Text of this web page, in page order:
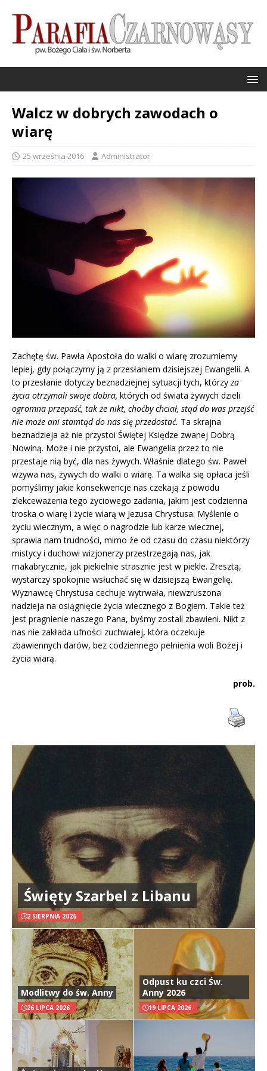
Walcz w dobrych zawodach o
wiarę
25 września 2016 Administrator
Zachętę św. Pawła Apostoła do walki o wiarę zrozumiemy
lepiej, gdy połączymy ją z przesłaniem dzisiejszej Ewangelii. A
to przesłanie dotyczy beznadziejnej sytuacji tych, którzyza
życia otrzymali swoje dobra, których od świata żywych dzieli
ogromna przepaść, tak że nikt, choćby chciał, stąd do was przejść
nie może ani stamtąd do nas się przedostać. Ta skrajna
beznadzieja aż nie przystoi Świętej Księdze zwanej Dobrą
Nowiną. Może i nie przystoi, ale Ewangelia przez to nie
przestaje nią być, dla nas żywych. Właśnie dlatego św. Paweł
wzywa nas, żywych do walki o wiarę. Ta walka się opłaca jeśli
pomyślimy jakie konsekwencje nas czekają z powodu
zlekceważenia tego życiowego zadania, jakim jest codzienna
troska o wiarę i życie wiarą w Jezusa Chrystusa. Myślenie o
życiu wiecznym, a więc o nagrodzie lub karze wiecznej,
sprawia nam trudności, mimo że od czasu do czasu niektórzy
mistycy i duchowi wizjonerzy przestrzegają nas, jak
makabrycznie, jak piekielnie strasznie jest w piekle. Zresztą,
wystarczy spokojnie wsłuchać się w dzisiejszą Ewangelię.
Wyznawcę Chrystusa cechuje wytrwała, niewzruszona
nadzieja na osiągnięcie życia wiecznego z Bogiem. Takie też
jest pragnienie naszego Pana, byśmy zostali zbawieni. Nikt z
nas nie zakłada ufności zuchwałej, która oczekuje
zbawiennych darów, bez codziennego pełnienia woli Bożej i
życia wiarą.
prob.
Święty Szarbel z Libanu
2 SIERPNIA 2026
Modlitwy do św. Anny
26 LIPCA 2026
Odpust ku czci Św.
Anny 2026
19 LIPCA 2026